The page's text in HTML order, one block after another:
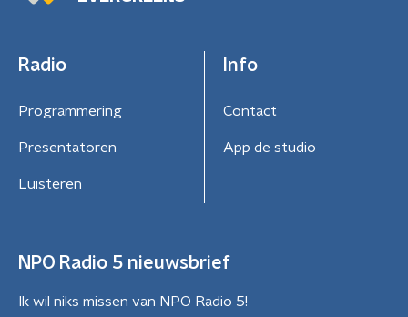
Radio
Programmering
Presentatoren
Luisteren
Info
Contact
App de studio
NPO Radio 5 nieuwsbrief
Ik wil niks missen van NPO Radio 5!